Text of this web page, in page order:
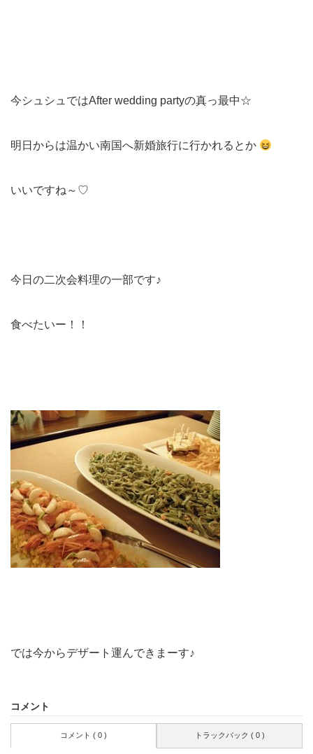
今シュシュではAfter wedding partyの真っ最中☆
明日からは温かい南国へ新婚旅行に行かれるとか
いいですね～♡
今日の二次会料理の一部です♪
食べたいー！！
では今からデザート運んできまーす♪
コメント
コメント ( 0 ) トラックバック ( 0 )